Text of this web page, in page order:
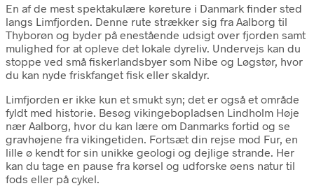
En af de mest spektakulære køreture i Danmark finder sted
langs Limfjorden. Denne rute strækker sig fra Aalborg til
Thyborøn og byder på enestående udsigt over fjorden samt
mulighed for at opleve det lokale dyreliv. Undervejs kan du
stoppe ved små fiskerlandsbyer som Nibe og Løgstør, hvor
du kan nyde friskfanget fisk eller skaldyr.
Limfjorden er ikke kun et smukt syn; det er også et område
fyldt med historie. Besøg vikingebopladsen Lindholm Høje
nær Aalborg, hvor du kan lære om Danmarks fortid og se
gravhøjene fra vikingetiden. Fortsæt din rejse mod Fur, en
lille ø kendt for sin unikke geologi og dejlige strande. Her
kan du tage en pause fra kørsel og udforske øens natur til
fods eller på cykel.